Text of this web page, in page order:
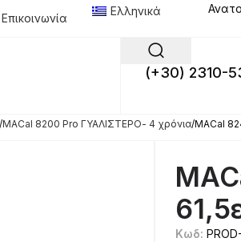
Επικοινωνία
Ελληνικά
(+30) 2310-
MACal 8200 Pro ΓΥΑΛΙΣΤΕΡΟ- 4 χρόνια MACal
Κωδ: